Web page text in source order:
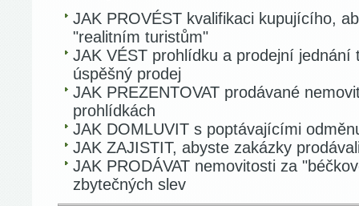
JAK PROVÉST kvalifikaci kupujícího,
"realitním turistům"
JAK VÉST prohlídku a prodejní jednání
úspěšný prodej
JAK PREZENTOVAT prodávané
prohlídkách
JAK DOMLUVIT s poptávajícími
JAK ZAJISTIT, abyste zakázky
JAK PRODÁVAT nemovitosti za
zbytečných slev